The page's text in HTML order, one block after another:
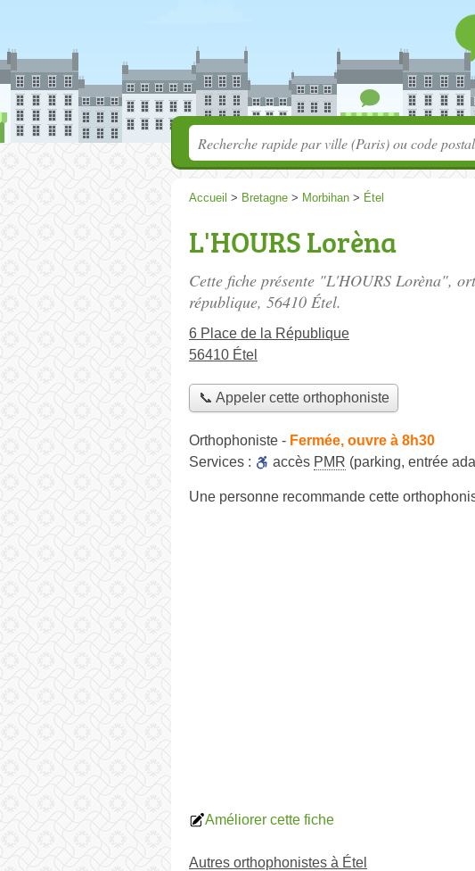
Accueil > Bretagne > Morbihan > Étel
L'HOURS Lorèna
Cette fiche présente "L'HOURS Lorèna",
république, 56410 Étel.
6 Place de la République
56410 Étel
📞 Appeler cette orthophoniste
Orthophoniste - Fermée, ouvre à 8h30
Services :
accès PMR (parking, entrée
Une personne recommande cette
Améliorer cette fiche
Autres orthophonistes à Étel